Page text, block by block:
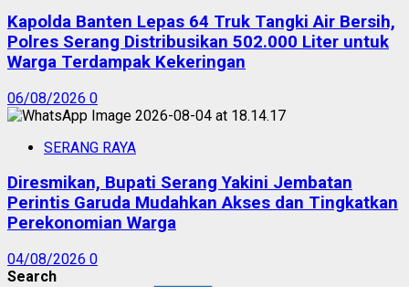
Kapolda Banten Lepas 64 Truk Tangki Air Bersih,
Polres Serang Distribusikan 502.000 Liter untuk
Warga Terdampak Kekeringan
06/08/2026 0
SERANG RAYA
Diresmikan, Bupati Serang Yakini Jembatan
Perintis Garuda Mudahkan Akses dan Tingkatkan
Perekonomian Warga
04/08/2026 0
Search